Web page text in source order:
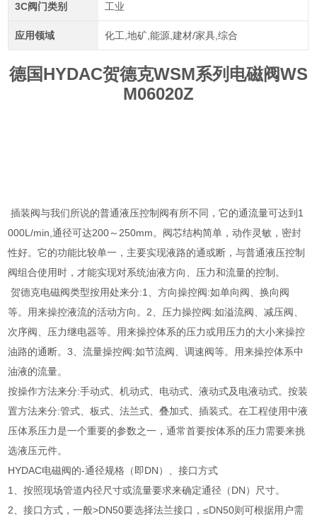
3C阀门类别 工业
应用领域 化工,地矿,能源,建材/家具,综合
德国HYDAC贺德克WSM系列电磁阀WS
M06020Z
插装阀与我们所说的普通液压控制阀有所不同，它的通流量可达到1
000L/min,通径可达200～250mm。阀芯结构简单，动作灵敏，密封
性好。它的功能比较单一，主要实现液路的通或断，与普通液压控制
阀组合使用时，才能实现对系统油液方向、压力和流量的控制。
贺德克电磁阀类型按用处来分:1、方向操控阀:如单向阀、换向阀
等。用来操控液流的活动方向。2、压力操控阀:如溢流阀、减压阀、
次序阀、压力继电器等。用来操控体系的压力或用压力的大小来操控
油路的通断。3、流量操控阀:如节流阀、调速阀等。用来操控体系中
油液的流量。
按操作方法来分:手动式、机动式、电动式、液动式及电液动式。按装
置方法来分:管式、板式、法兰式、叠加式、插装式。在工程使用中液
压体系压力是一个重要的参数之一，通常首要按体系的压力需要来挑
选液压元件。
HYDAC电磁阀的-通径规格（即DN）、接口方式
1、按照现场管道内径尺寸或流量要求来确定通径（DN）尺寸。
2、接口方式，一般>DN50要选择法兰接口，≤DN50则可根据用户需